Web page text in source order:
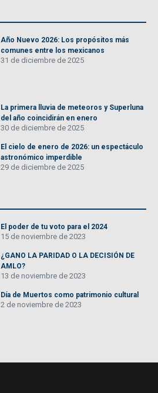
Año Nuevo 2026: Los propósitos más
comunes entre los mexicanos
31 de diciembre de 2025
La primera lluvia de meteoros y Superluna
del año coincidirán en enero
30 de diciembre de 2025
El cielo de enero de 2026: un espectáculo
astronómico imperdible
29 de diciembre de 2025
El poder de tu voto para el 2024
15 de noviembre de 2023
¿GANO LA PARIDAD O LA DECISIÓN DE
AMLO?
13 de noviembre de 2023
Día de Muertos como patrimonio cultural
2 de noviembre de 2023